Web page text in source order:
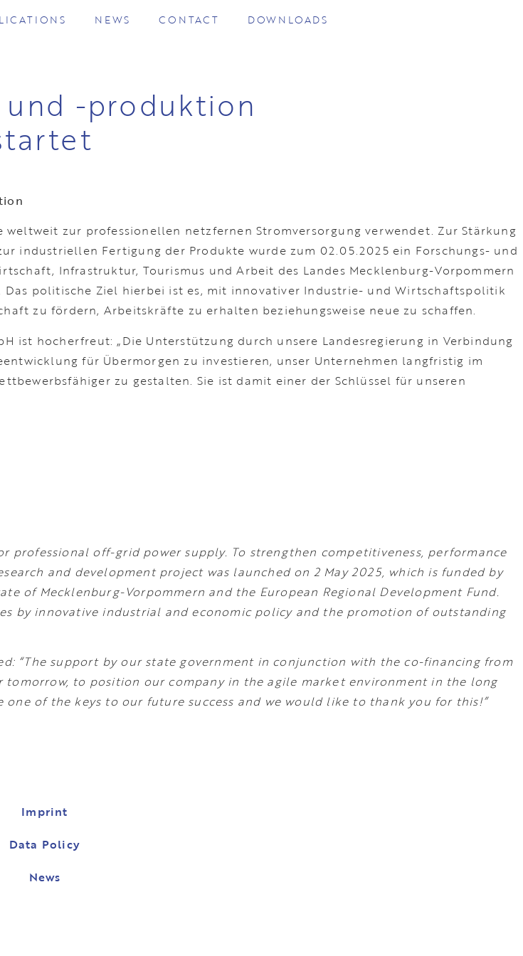
NEWS CONTACT DOWNLOADS
-produktion
zur professionellen netzfernen Stromversorgung verwendet. Zur Stärkung
industriellen Fertigung der Produkte wurde zum 02.05.2025 ein Forschungs- und
Infrastruktur, Tourismus und Arbeit des Landes Mecklenburg-Vorpommern
politische Ziel hierbei ist es, mit innovativer Industrie- und Wirtschaftspolitik
zu fördern, Arbeitskräfte zu erhalten beziehungsweise neue zu schaffen.
ist hocherfreut: „Die Unterstützung durch unsere Landesregierung in Verbindung
für Übermorgen zu investieren, unser Unternehmen langfristig im
zu gestalten. Sie ist damit einer der Schlüssel für unseren
professional off-grid power supply. To strengthen competitiveness, performance
and development project was launched on 2 May 2025, which is funded by
of Mecklenburg-Vorpommern and the European Regional Development Fund.
by innovative industrial and economic policy and the promotion of outstanding
“The support by our state government in conjunction with the co-financing from
to position our company in the agile market environment in the long
of the keys to our future success and we would like to thank you for this!”
Imprint
Data Policy
News